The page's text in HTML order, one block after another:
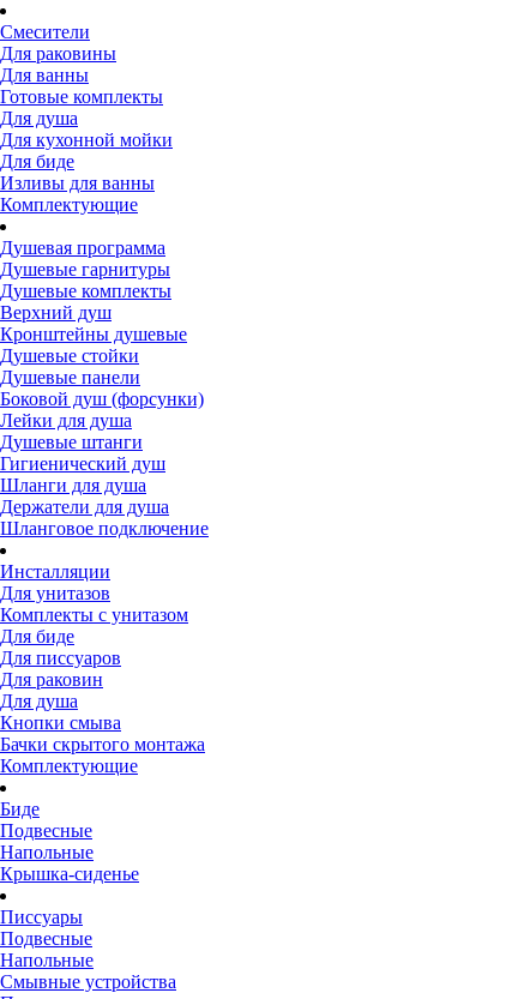
Смесители
Для раковины
Для ванны
Готовые комплекты
Для душа
Для кухонной мойки
Для биде
Изливы для ванны
Комплектующие
Душевая программа
Душевые гарнитуры
Душевые комплекты
Верхний душ
Кронштейны душевые
Душевые стойки
Душевые панели
Боковой душ (форсунки)
Лейки для душа
Душевые штанги
Гигиенический душ
Шланги для душа
Держатели для душа
Шланговое подключение
Инсталляции
Для унитазов
Комплекты с унитазом
Для биде
Для писсуаров
Для раковин
Для душа
Кнопки смыва
Бачки скрытого монтажа
Комплектующие
Биде
Подвесные
Напольные
Крышка-сиденье
Писсуары
Подвесные
Напольные
Смывные устройства